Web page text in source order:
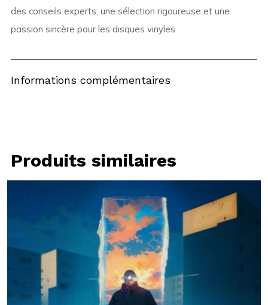
des conseils experts, une sélection rigoureuse et une
passion sincère pour les disques vinyles.
Informations complémentaires
Produits similaires